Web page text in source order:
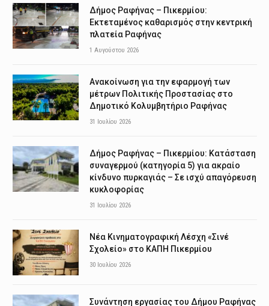
Δήμος Ραφήνας – Πικερμίου:
Εκτεταμένος καθαρισμός στην κεντρική
πλατεία Ραφήνας
1 Αυγούστου 2026
Ανακοίνωση για την εφαρμογή των
μέτρων Πολιτικής Προστασίας στο
Δημοτικό Κολυμβητήριο Ραφήνας
31 Ιουλίου 2026
Δήμος Ραφήνας – Πικερμίου: Κατάσταση
συναγερμού (κατηγορία 5) για ακραίο
κίνδυνο πυρκαγιάς – Σε ισχύ απαγόρευση
κυκλοφορίας
31 Ιουλίου 2026
Νέα Κινηματογραφική Λέσχη «Σινέ
Σχολείο» στο ΚΑΠΗ Πικερμίου
30 Ιουλίου 2026
Συνάντηση εργασίας του Δήμου Ραφήνας